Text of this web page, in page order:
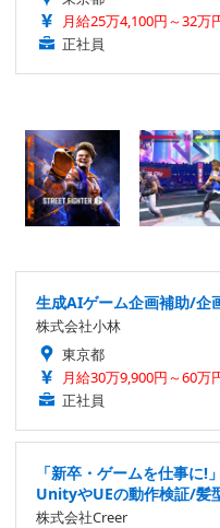
月給25万4,100円～32万
正社員
生成AIゲーム企画補助/企
株式会社小林
東京都
月給30万9,900円～60万
正社員
「新卒・ゲームを仕事に
UnityやUEの動作検証/髪
株式会社Creer